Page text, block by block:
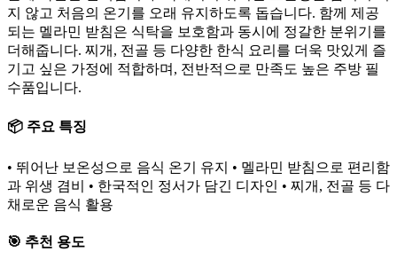
지 않고 처음의 온기를 오래 유지하도록 돕습니다. 함께 제공
되는 멜라민 받침은 식탁을 보호함과 동시에 정갈한 분위기를
더해줍니다. 찌개, 전골 등 다양한 한식 요리를 더욱 맛있게 즐
기고 싶은 가정에 적합하며, 전반적으로 만족도 높은 주방 필
수품입니다.
📦 주요 특징
• 뛰어난 보온성으로 음식 온기 유지 • 멜라민 받침으로 편리함
과 위생 겸비 • 한국적인 정서가 담긴 디자인 • 찌개, 전골 등 다
채로운 음식 활용
🎯 추천 용도